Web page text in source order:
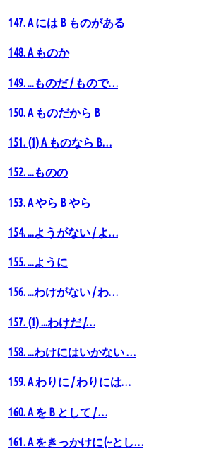
147. A には B ものがある
148. А ものか
149. ...ものだ / もので…
150. A ものだから B
151. (1) A ものなら B…
152. ...ものの
153. A やら B やら
154. ...ようがない / よ…
155. ...ように
156. ...わけがない / わ…
157. (1) ...わけだ /…
158. ...わけにはいかない …
159. A わりに / わりには…
160. A を B として / …
161. A をきっかけに(~とし…